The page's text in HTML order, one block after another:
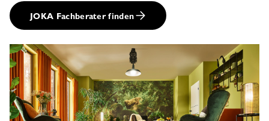
JOKA Fachberater finden